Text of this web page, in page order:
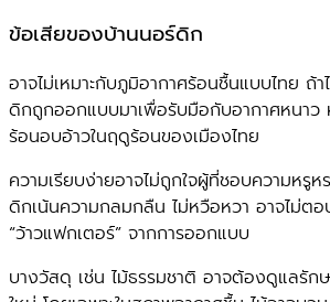
ข้อเสียของบ้านนอร์ดิก
อาจไม่เหมาะกับภูมิอากาศร้อนชื้นแบบไทย ถ้
ดิกถูกออกแบบมาเพื่อรับมือกับอากาศหนาว
ร้อนอบอ้าวในฤดูร้อนของเมืองไทย
ความเรียบง่ายอาจไม่ถูกใจผู้ที่ชอบความหรู
ดิกเน้นความกลมกลืน ไม่หวือหวา อาจไม่ต
“ว้าวแฟกเตอร์” จากการออกแบบ
บางวัสดุ เช่น ไม้ธรรมชาติ อาจต้องดูแลรัก